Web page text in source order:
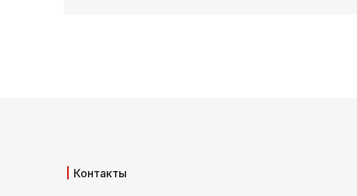
Контакты